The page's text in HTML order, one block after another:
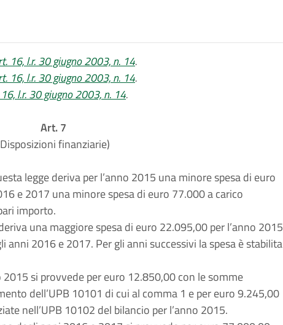
16, l.r. 30 giugno 2003, n. 14.
16, l.r. 30 giugno 2003, n. 14.
l.r. 30 giugno 2003, n. 14.
Art. 7
finanziarie)
legge deriva per l’anno 2015 una minore spesa di euro
e 2017 una minore spesa di euro 77.000 a carico
importo.
una maggiore spesa di euro 22.095,00 per l’anno 2015
anni 2016 e 2017. Per gli anni successivi la spesa è stabilita
2015 si provvede per euro 12.850,00 con le somme
dell’UPB 10101 di cui al comma 1 e per euro 9.245,00
nell’UPB 10102 del bilancio per l’anno 2015.